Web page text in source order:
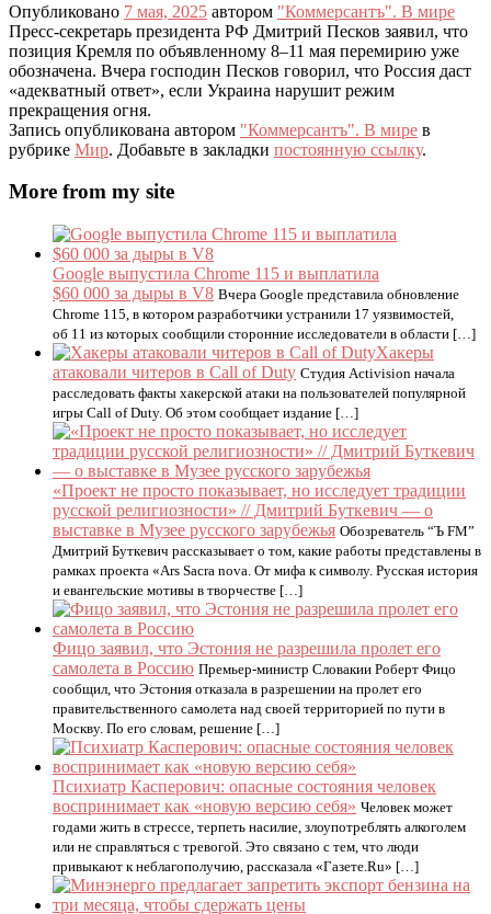
Опубликовано 7 мая, 2025 автором "Коммерсантъ". В мире
Пресс-секретарь президента РФ Дмитрий Песков заявил, что
позиция Кремля по объявленному 8–11 мая перемирию уже
обозначена. Вчера господин Песков говорил, что Россия даст
«адекватный ответ», если Украина нарушит режим
прекращения огня.
Запись опубликована автором "Коммерсантъ". В мире в
рубрике Мир. Добавьте в закладки постоянную ссылку.
More from my site
Google выпустила Chrome 115 и выплатила
$60 000 за дыры в V8 Вчера Google представила обновление
Chrome 115, в котором разработчики устранили 17 уязвимостей,
об 11 из которых сообщили сторонние исследователи в области […]
Хакеры
атаковали читеров в Call of Duty Студия Activision начала
расследовать факты хакерской атаки на пользователей популярной
игры Call of Duty. Об этом сообщает издание […]
«Проект не просто показывает, но исследует традиции
русской религиозности» // Дмитрий Буткевич — о
выставке в Музее русского зарубежья Обозреватель “Ъ FM”
Дмитрий Буткевич рассказывает о том, какие работы представлены в
рамках проекта «Ars Sacra nova. От мифа к символу. Русская история
и евангельские мотивы в творчестве […]
Фицо заявил, что Эстония не разрешила пролет его
самолета в Россию Премьер-министр Словакии Роберт Фицо
сообщил, что Эстония отказала в разрешении на пролет его
правительственного самолета над своей территорией по пути в
Москву. По его словам, решение […]
Психиатр Касперович: опасные состояния человек
воспринимает как «новую версию себя» Человек может
годами жить в стрессе, терпеть насилие, злоупотреблять алкоголем
или не справляться с тревогой. Это связано с тем, что люди
привыкают к неблагополучию, рассказала «Газете.Ru» […]